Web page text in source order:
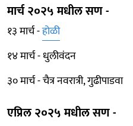
मार्च २०२५ मधील सण -
१३ मार्च -होळी
१४ मार्च - धुलीवंदन
३० मार्च - चैत्र नवरात्री, गुढीपाडवा
एप्रिल २०२५ मधील सण -